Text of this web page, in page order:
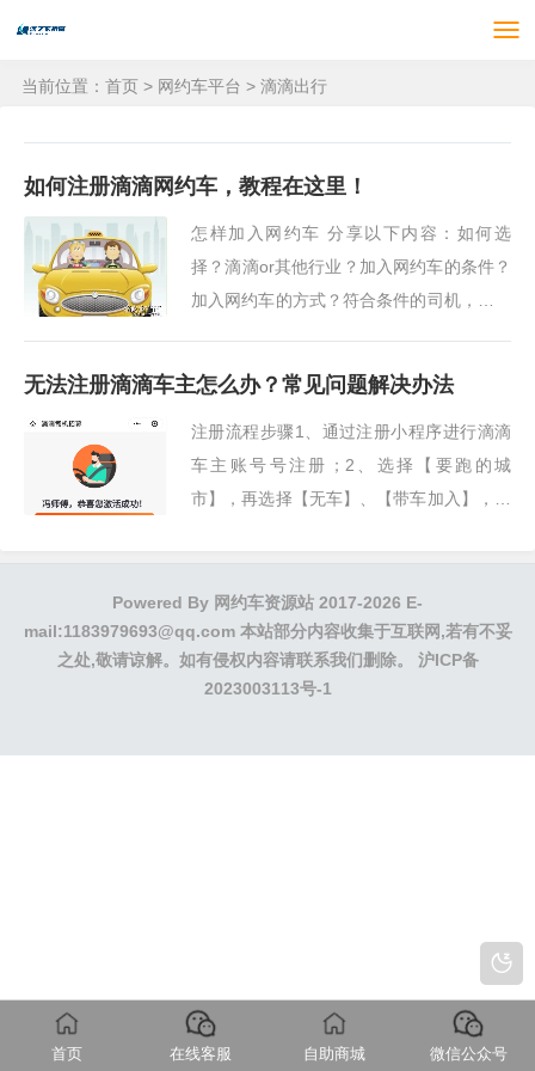
当前位置： 首页 > 网约车平台 > 滴滴出行
如何注册滴滴网约车，教程在这里！
怎样加入网约车 分享以下内容：如何选
择？滴滴or其他行业？加入网约车的条件？
加入网约车的方式？符合条件的司机，该怎
车，选择什么···
无法注册滴滴车主怎么办？常见问题解决办法
注册流程步骤1、通过注册小程序进行滴滴
车主账号号注册；2、选择【要跑的城
市】，再选择【无车】、【带车加入】，并
果）；3、下载滴滴车···
Powered By 网约车资源站 2017-2026 E-
mail:1183979693@qq.com 本站部分内容收集于互联网,若有不妥
之处,敬请谅解。如有侵权内容请联系我们删除。 沪ICP备
2023003113号-1
首页 在线客服 自助商城 微信公众号